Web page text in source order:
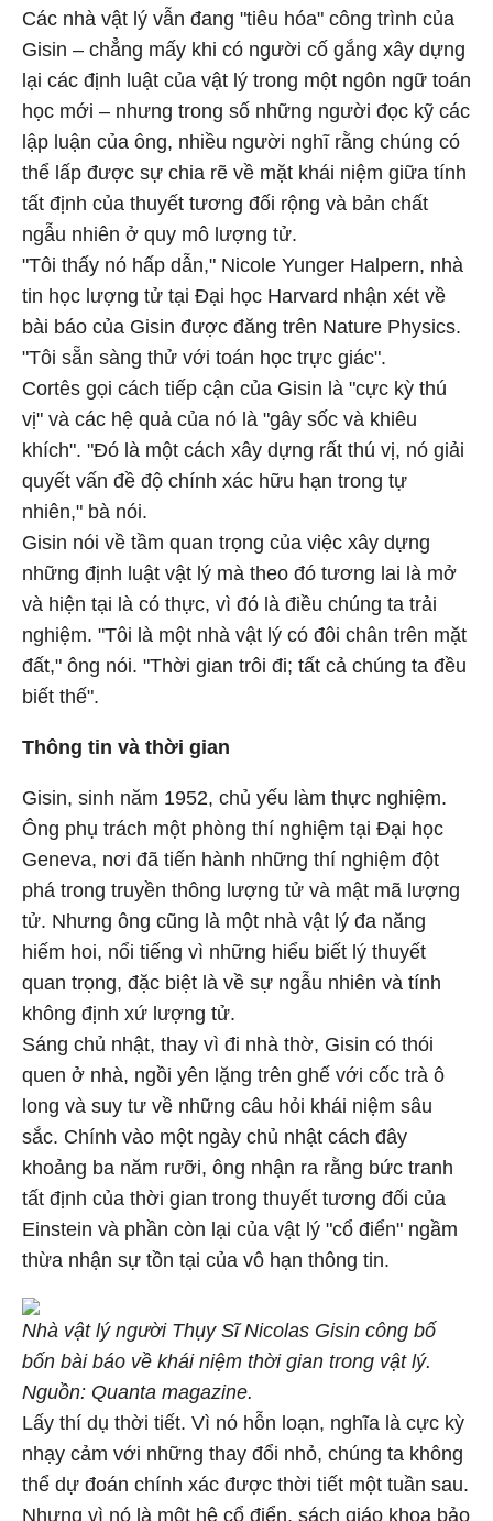
Các nhà vật lý vẫn đang "tiêu hóa" công trình của
Gisin – chẳng mấy khi có người cố gắng xây dựng
lại các định luật của vật lý trong một ngôn ngữ toán
học mới – nhưng trong số những người đọc kỹ các
lập luận của ông, nhiều người nghĩ rằng chúng có
thể lấp được sự chia rẽ về mặt khái niệm giữa tính
tất định của thuyết tương đối rộng và bản chất
ngẫu nhiên ở quy mô lượng tử.
"Tôi thấy nó hấp dẫn," Nicole Yunger Halpern, nhà
tin học lượng tử tại Đại học Harvard nhận xét về
bài báo của Gisin được đăng trên Nature Physics.
"Tôi sẵn sàng thử với toán học trực giác".
Cortês gọi cách tiếp cận của Gisin là "cực kỳ thú
vị" và các hệ quả của nó là "gây sốc và khiêu
khích". "Đó là một cách xây dựng rất thú vị, nó giải
quyết vấn đề độ chính xác hữu hạn trong tự
nhiên," bà nói.
Gisin nói về tầm quan trọng của việc xây dựng
những định luật vật lý mà theo đó tương lai là mở
và hiện tại là có thực, vì đó là điều chúng ta trải
nghiệm. "Tôi là một nhà vật lý có đôi chân trên mặt
đất," ông nói. "Thời gian trôi đi; tất cả chúng ta đều
biết thế".
Thông tin và thời gian
Gisin, sinh năm 1952, chủ yếu làm thực nghiệm.
Ông phụ trách một phòng thí nghiệm tại Đại học
Geneva, nơi đã tiến hành những thí nghiệm đột
phá trong truyền thông lượng tử và mật mã lượng
tử. Nhưng ông cũng là một nhà vật lý đa năng
hiếm hoi, nổi tiếng vì những hiểu biết lý thuyết
quan trọng, đặc biệt là về sự ngẫu nhiên và tính
không định xứ lượng tử.
Sáng chủ nhật, thay vì đi nhà thờ, Gisin có thói
quen ở nhà, ngồi yên lặng trên ghế với cốc trà ô
long và suy tư về những câu hỏi khái niệm sâu
sắc. Chính vào một ngày chủ nhật cách đây
khoảng ba năm rưỡi, ông nhận ra rằng bức tranh
tất định của thời gian trong thuyết tương đối của
Einstein và phần còn lại của vật lý "cổ điển" ngầm
thừa nhận sự tồn tại của vô hạn thông tin.
Nhà vật lý người Thụy Sĩ Nicolas Gisin công bố
bốn bài báo về khái niệm thời gian trong vật lý.
Nguồn: Quanta magazine.
Lấy thí dụ thời tiết. Vì nó hỗn loạn, nghĩa là cực kỳ
nhạy cảm với những thay đổi nhỏ, chúng ta không
thể dự đoán chính xác được thời tiết một tuần sau.
Nhưng vì nó là một hệ cổ điển, sách giáo khoa bảo